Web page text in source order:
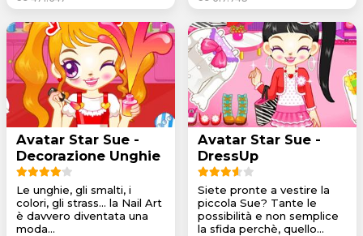
Avatar Star Sue -
Decorazione Unghie
Le unghie, gli smalti, i
colori, gli strass... la Nail Art
è davvero diventata una
moda...
Avatar Star Sue -
DressUp
Siete pronte a vestire la
piccola Sue? Tante le
possibilità e non semplice
la sfida perchè, quello...